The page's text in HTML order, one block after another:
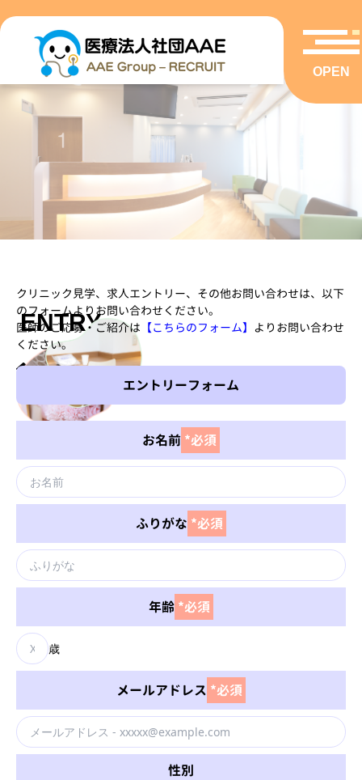
OPEN
ENTRY
エントリー
ホーム エントリー
クリニック見学、求人エントリー、その他お問い合わせは、以下
のフォームよりお問い合わせください。
医師のご応募・ご紹介は 【こちらのフォーム】 よりお問い合わせ
ください。
エントリーフォーム
お名前 *必須
ふりがな *必須
年齢 *必須
歳
メールアドレス *必須
性別